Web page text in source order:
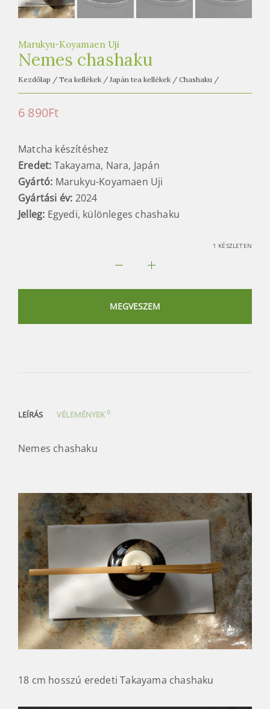
t
e
a
h
á
z
Marukyu-Koyamaen Uji
Nemes chashaku
Kezdőlap / Tea kellékek / Japán tea kellékek / Chashaku /
6 890Ft
Matcha készítéshez
Eredet: Takayama, Nara, Japán
Gyártó: Marukyu-Koyamaen Uji
Gyártási év: 2024
Jelleg: Egyedi, különleges chashaku
1 KÉSZLETEN
MEGVESZEM
LEÍRÁS VÉLEMÉNYEK 0
Nemes chashaku
18 cm hosszú eredeti Takayama chashaku